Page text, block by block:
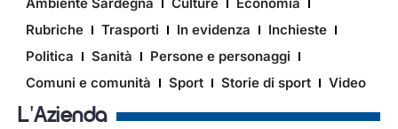
Rubriche
Trasporti In evidenza
Inchieste
Politica
Sanità
Persone e personaggi
Comuni e comunità
Sport Storie di sport Video
L'Azienda